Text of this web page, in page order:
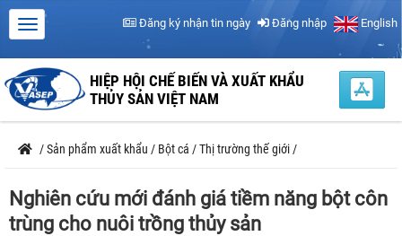
Đăng ký nhận tin ngày Đăng nhập English
HIỆP HỘI CHẾ BIẾN VÀ XUẤT KHẨU
THỦY SẢN VIỆT NAM
/Sản phẩm xuất khẩu / Bột cá /Thị trường thế giới /
Nghiên cứu mới đánh giá tiềm năng bột côn
trùng cho nuôi trồng thủy sản